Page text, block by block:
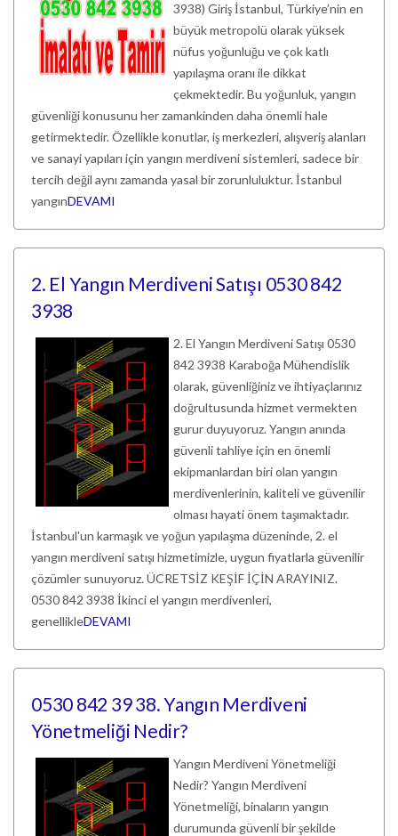
3938) Giriş İstanbul, Türkiye’nin en
büyük metropolü olarak yüksek
nüfus yoğunluğu ve çok katlı
yapılaşma oranı ile dikkat
çekmektedir. Bu yoğunluk, yangın
güvenliği konusunu her zamankinden daha önemli hale
getirmektedir. Özellikle konutlar, iş merkezleri, alışveriş alanları
ve sanayi yapıları için yangın merdiveni sistemleri, sadece bir
tercih değil aynı zamanda yasal bir zorunluluktur. İstanbul
yangınDEVAMI
2. El Yangın Merdiveni Satışı 0530 842
3938
2. El Yangın Merdiveni Satışı 0530
842 3938 Karaboğa Mühendislik
olarak, güvenliğiniz ve ihtiyaçlarınız
doğrultusunda hizmet vermekten
gurur duyuyoruz. Yangın anında
güvenli tahliye için en önemli
ekipmanlardan biri olan yangın
merdivenlerinin, kaliteli ve güvenilir
olması hayati önem taşımaktadır.
İstanbul'un karmaşık ve yoğun yapılaşma düzeninde, 2. el
yangın merdiveni satışı hizmetimizle, uygun fiyatlarla güvenilir
çözümler sunuyoruz. ÜCRETSİZ KEŞİF İÇİN ARAYINIZ.
0530 842 3938 İkinci el yangın merdivenleri,
genellikleDEVAMI
0530 842 39 38. Yangın Merdiveni
Yönetmeliği Nedir?
Yangın Merdiveni Yönetmeliği
Nedir? Yangın Merdiveni
Yönetmeliği, binaların yangın
durumunda güvenli bir şekilde